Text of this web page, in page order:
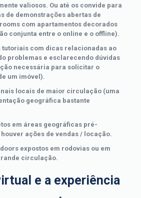
valiosos. Ou até os convide para
de demonstrações abertas de
com apartamentos decorados
conjunta entre o online e o offline).
tutoriais com dicas relacionadas ao
problemas e esclarecendo dúvidas
necessária para solicitar o
um imóvel).
locais de maior circulação (uma
geográfica bastante
em áreas geográficas pré-
ações de vendas / locação.
expostos em rodovias ou em
circulação.
e a experiência